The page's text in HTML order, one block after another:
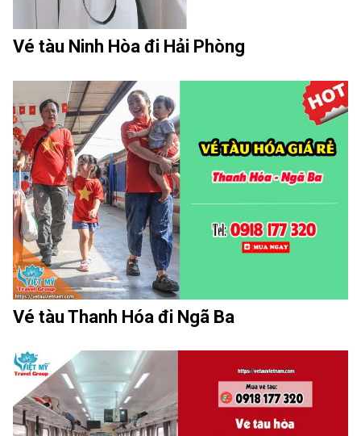
Vé tàu Ninh Hòa đi Hải Phòng
Vé tàu Thanh Hóa đi Ngã Ba